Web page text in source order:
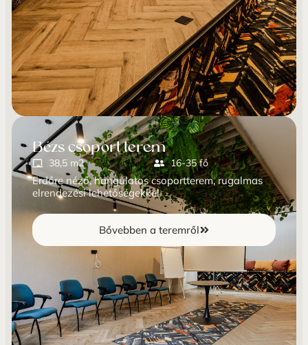
Bézs csoport terem
38,5 m2 16-35 fő
Erdőre néző, hangulatos csoportterem, rugalmas
elrendezési lehetőségekkel
Bővebben a teremről